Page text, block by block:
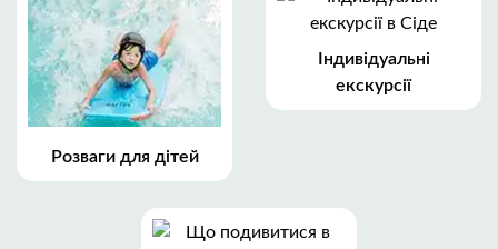
Розваги для дітей
Індивідуальні
екскурсії